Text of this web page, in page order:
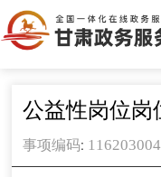
公益性岗位岗
事项编码: